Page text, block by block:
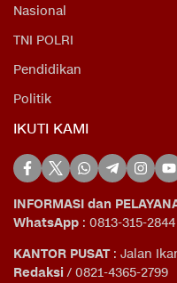
Nasional
TNI POLRI
Pendidikan
Politik
IKUTI KAMI
INFORMASI dan
WhatsApp : 0813-315-2844
KANTOR PUSAT: Jalan
Redaksi / 0821-4365-2799